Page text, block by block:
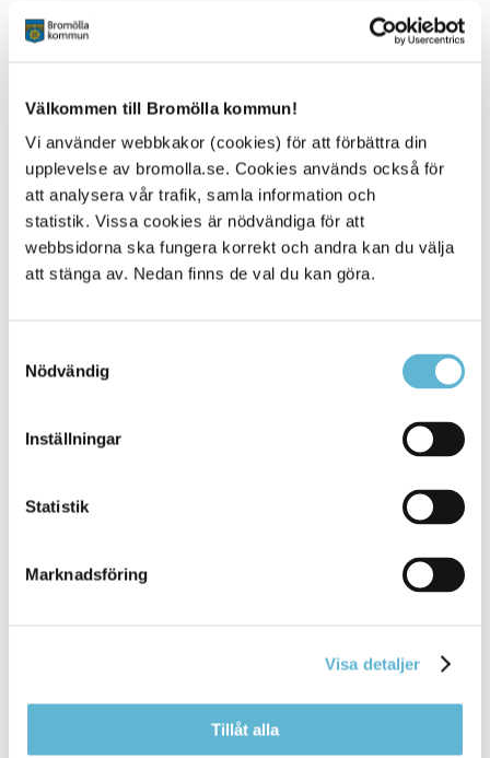
Välkommen till Bromölla kommun!
Vi använder webbkakor (cookies) för att förbättra din
upplevelse av bromolla.se. Cookies används också för
att analysera vår trafik, samla information och
statistik. Vissa cookies är nödvändiga för att
webbsidorna ska fungera korrekt och andra kan du välja
att stänga av. Nedan finns de val du kan göra.
Nödvändig
Inställningar
Statistik
Marknadsföring
Visa detaljer
Tillåt alla
Sevesolagstiftningen
Geberit Production AB
Information till allmänheten gällande riskerna för en
storskalig kemikalieolycka vid Geberit Production
Gasum AB
VMA är ett varningssystem som används vid olyckor,
samhällsfunktioner.